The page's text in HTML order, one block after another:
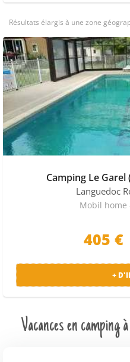
Résultats élargis à une zone
Camping Le Garel
Languedoc
Mobil home
405 €
+
Vacances en camping